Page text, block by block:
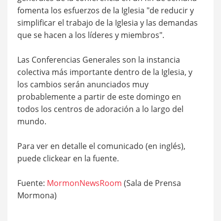
fomenta los esfuerzos de la Iglesia "de reducir y
simplificar el trabajo de la Iglesia y las demandas
que se hacen a los líderes y miembros".
Las Conferencias Generales son la instancia
colectiva más importante dentro de la Iglesia, y
los cambios serán anunciados muy
probablemente a partir de este domingo en
todos los centros de adoración a lo largo del
mundo.
Para ver en detalle el comunicado (en inglés),
puede clickear en la fuente.
Fuente: MormonNewsRoom (Sala de Prensa
Mormona)